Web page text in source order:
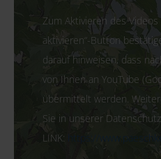
Zum Aktivieren des
aktivieren“-Button
darauf hinweisen, dass
von Ihnen an YouTube
übermittelt werden.
Sie in unserer
LINK:
https://